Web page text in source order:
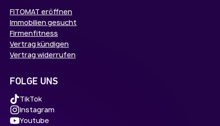
FITOMAT eröffnen
Immobilien gesucht
Firmenfitness
Vertrag kündigen
Vertrag widerrufen
FOLGE UNS
TikTok
Instagram
Youtube